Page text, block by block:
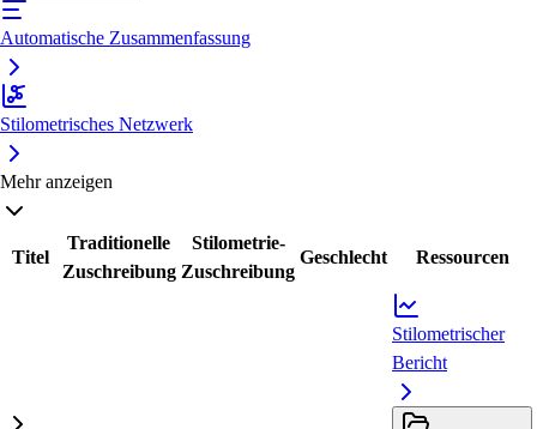
Automatische Zusammenfassung
Stilometrisches Netzwerk
Mehr anzeigen
Titel
Traditionelle
Zuschreibung
Stilometrie-
Zuschreibung
Geschlecht Ressourcen
Stilometrischer
Bericht